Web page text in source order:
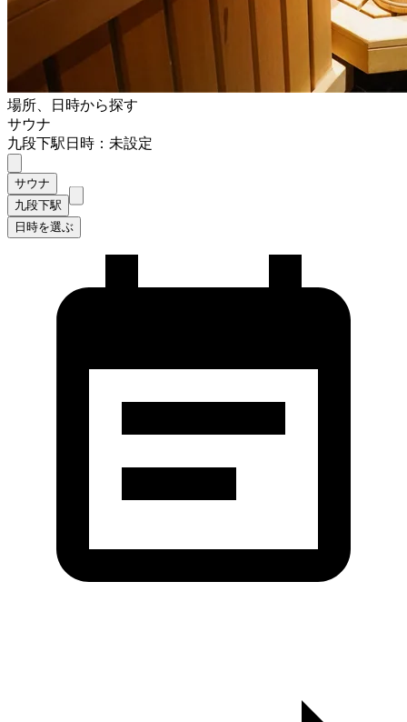
場所、日時から探す
サウナ
九段下駅日時：未設定
サウナ
九段下駅
日時を選ぶ